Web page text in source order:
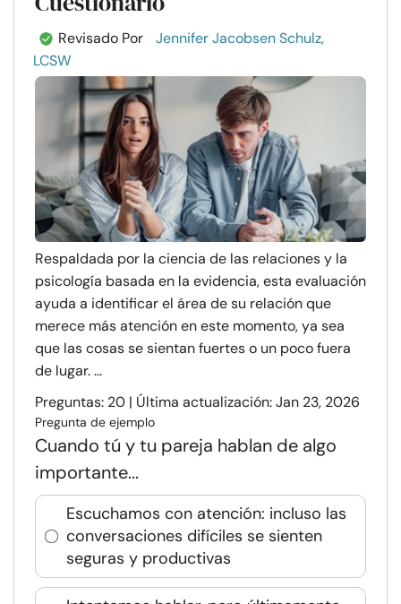
Revisado Por
Jennifer Jacobsen Schulz,
LCSW
Respaldada por la ciencia de las relaciones y la
psicología basada en la evidencia, esta evaluación
ayuda a identificar el área de su relación que
merece más atención en este momento, ya sea
que las cosas se sientan fuertes o un poco fuera
de lugar. ...
Preguntas: 20 | Última actualización: Jan 23, 2026
Pregunta de ejemplo
Cuando tú y tu pareja hablan de algo
importante...
Escuchamos con atención: incluso las
conversaciones difíciles se sienten
seguras y productivas